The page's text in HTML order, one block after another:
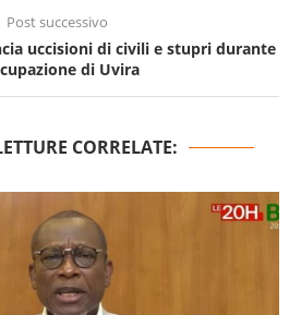
Post successivo
uccisioni di civili e stupri durante
di Uvira
CORRELATE: